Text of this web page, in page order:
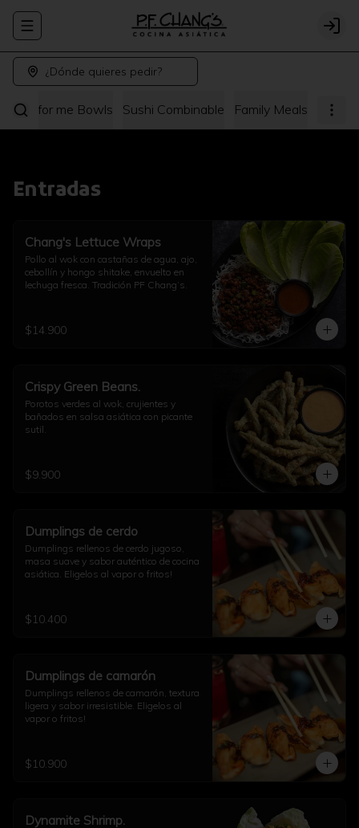
Abrir menu de navegación Login
¿Dónde quieres pedir?
for me Bowls Sushi Combinable Family Meals
Entradas
Chang's Lettuce Wraps
Pollo al wok con castañas de agua, ajo,
cebollín y hongo shitake, envuelto en
lechuga fresca. Tradición PF Chang’s.
$14.900
Crispy Green Beans.
Porotos verdes al wok, crujientes y
bañados en salsa asiática con picante
sutil.
$9.900
Dumplings de cerdo
Dumplings rellenos de cerdo jugoso,
masa suave y sabor auténtico de cocina
asiática. Eligelos al vapor o fritos!
$10.400
Dumplings de camarón
Dumplings rellenos de camarón, textura
ligera y sabor irresistible. Eligelos al
vapor o fritos!
$10.900
Dynamite Shrimp.